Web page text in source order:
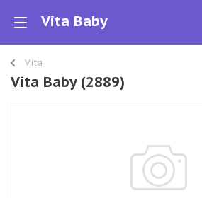
Vita Baby
Vita
Vita Baby (2889)